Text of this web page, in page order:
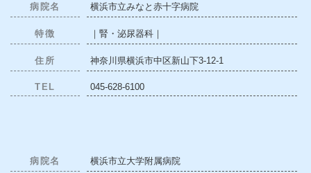
病院名 横浜市立みなと赤十字病院
特徴 ｜腎・泌尿器科｜
住所 神奈川県横浜市中区新山下3-12-1
TEL 045-628-6100
病院名 横浜市立大学附属病院